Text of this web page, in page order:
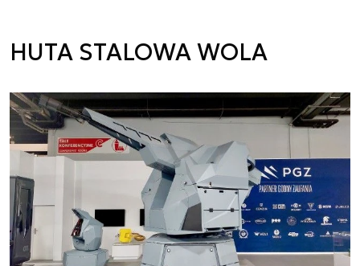
HUTA STALOWA WOLA